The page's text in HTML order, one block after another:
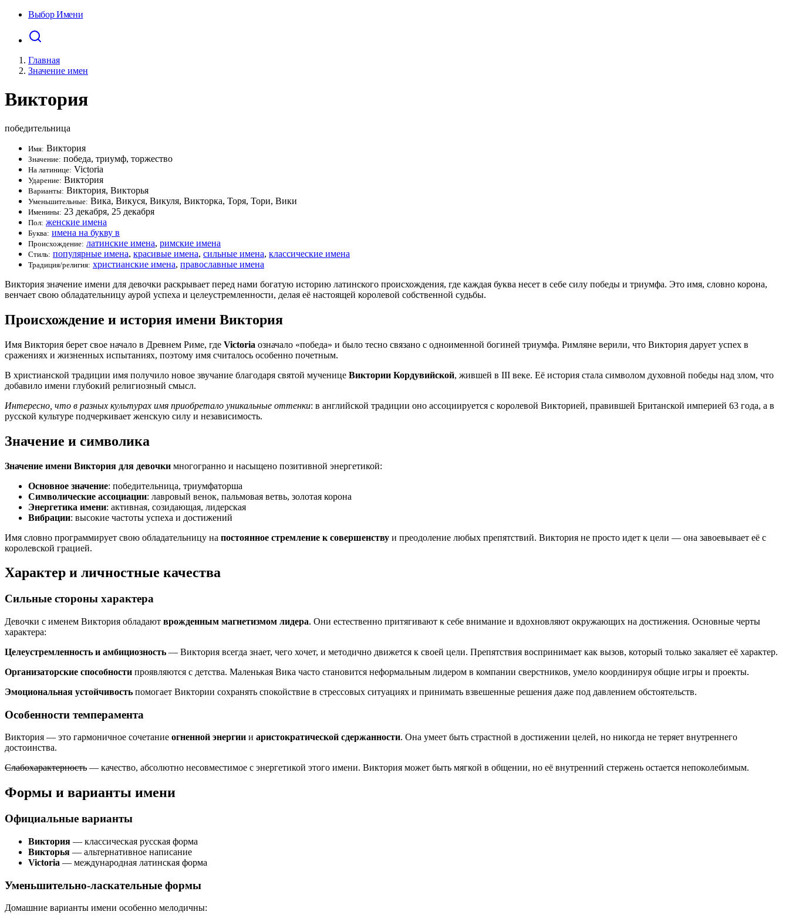
Выбор Имени
Главная
Значение имен
Виктория
победительница
Имя: Виктория
Значение: победа, триумф, торжество
На латинице: Victoria
Ударение: Викто́рия
Варианты: Виктория, Викторья
Уменьшительные: Вика, Викуся, Викуля, Викторка, Торя, Тори, Вики
Именины: 23 декабря, 25 декабря
Пол: женские имена
Буква: имена на букву в
Происхождение: латинские имена, римские имена
Стиль: популярные имена, красивые имена, сильные имена, классические имена
Традиция/религия: христианские имена, православные имена
Виктория значение имени для девочки раскрывает перед нами богатую историю латинского происхождения, где каждая буква несет в себе силу победы и триумфа. Это имя, словно корона,
венчает свою обладательницу аурой успеха и целеустремленности, делая её настоящей королевой собственной судьбы.
Происхождение и история имени Виктория
Имя Виктория берет свое начало в Древнем Риме, где Victoria означало «победа» и было тесно связано с одноименной богиней триумфа. Римляне верили, что Виктория дарует успех в
сражениях и жизненных испытаниях, поэтому имя считалось особенно почетным.
В христианской традиции имя получило новое звучание благодаря святой мученице Виктории Кордувийской, жившей в III веке. Её история стала символом духовной победы над злом, что
добавило имени глубокий религиозный смысл.
Интересно, что в разных культурах имя приобретало уникальные оттенки: в английской традиции оно ассоциируется с королевой Викторией, правившей Британской империей 63 года, а в
русской культуре подчеркивает женскую силу и независимость.
Значение и символика
Значение имени Виктория для девочки многогранно и насыщено позитивной энергетикой:
Основное значение: победительница, триумфаторша
Символические ассоциации: лавровый венок, пальмовая ветвь, золотая корона
Энергетика имени: активная, созидающая, лидерская
Вибрации: высокие частоты успеха и достижений
Имя словно программирует свою обладательницу на постоянное стремление к совершенству и преодоление любых препятствий. Виктория не просто идет к цели — она завоевывает её с
королевской грацией.
Характер и личностные качества
Сильные стороны характера
Девочки с именем Виктория обладают врожденным магнетизмом лидера. Они естественно притягивают к себе внимание и вдохновляют окружающих на достижения. Основные черты
характера:
Целеустремленность и амбициозность — Виктория всегда знает, чего хочет, и методично движется к своей цели. Препятствия воспринимает как вызов, который только закаляет её характер.
Организаторские способности проявляются с детства. Маленькая Вика часто становится неформальным лидером в компании сверстников, умело координируя общие игры и проекты.
Эмоциональная устойчивость помогает Виктории сохранять спокойствие в стрессовых ситуациях и принимать взвешенные решения даже под давлением обстоятельств.
Особенности темперамента
Виктория — это гармоничное сочетание огненной энергии и аристократической сдержанности. Она умеет быть страстной в достижении целей, но никогда не теряет внутреннего
достоинства.
Слабохарактерность — качество, абсолютно несовместимое с энергетикой этого имени. Виктория может быть мягкой в общении, но её внутренний стержень остается непоколебимым.
Формы и варианты имени
Официальные варианты
Виктория — классическая русская форма
Викторья — альтернативное написание
Victoria — международная латинская форма
Уменьшительно-ласкательные формы
Домашние варианты имени особенно мелодичны: